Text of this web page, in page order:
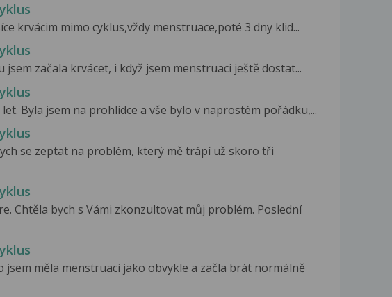
krvácim mimo cyklus,vždy menstruace,poté 3 dny klid...
jsem začala krvácet, i když jsem menstruaci ještě dostat...
Byla jsem na prohlídce a vše bylo v naprostém pořádku,...
se zeptat na problém, který mě trápí už skoro tři
Chtěla bych s Vámi zkonzultovat můj problém. Poslední
jsem měla menstruaci jako obvykle a začla brát normálně